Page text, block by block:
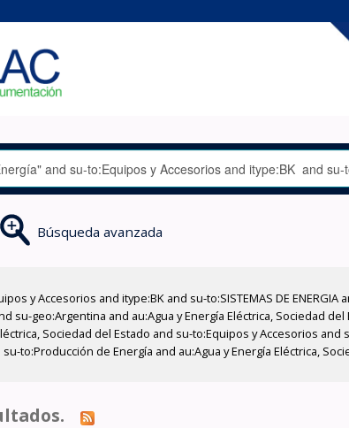
Búsqueda avanzada
y Accesorios and itype:BK and su-to:SISTEMAS DE ENERGIA
geo:Argentina and au:Agua y Energía Eléctrica, Sociedad del
Sociedad del Estado and su-to:Equipos y Accesorios
to:Producción de Energía and au:Agua y Energía Eléctrica,